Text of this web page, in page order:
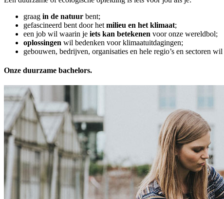
graag in de natuur bent;
gefascineerd bent door het milieu en het klimaat;
een job wil waarin je iets kan betekenen voor onze wereldbol;
oplossingen wil bedenken voor klimaatuitdagingen;
gebouwen, bedrijven, organisaties en hele regio’s en sectoren wil
Onze duurzame bachelors.